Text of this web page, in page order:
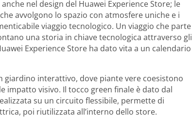
nel design del Huawei Experience Store; le
avvolgono lo spazio con atmosfere uniche e i
viaggio tecnologico. Un viaggio che parte
una storia in chiave tecnologica attraverso gli
Experience Store ha dato vita a un calendario
giardino interattivo, dove piante vere coesistono
impatto visivo. Il tocco green finale è dato dal
su un circuito flessibile, permette di
poi riutilizzata all’interno dello store.